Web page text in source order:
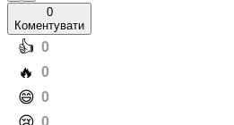
0
Коментувати
️👍 0
️🔥 0
️😄 0